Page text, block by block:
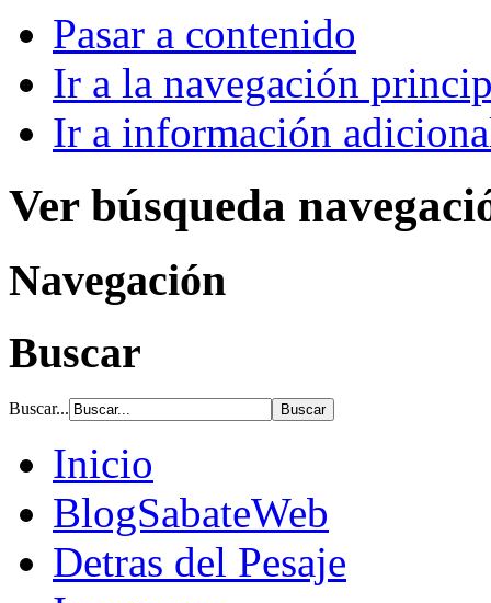
Pasar a contenido
Ir a la navegación
Ir a información
Ver búsqueda
Navegación
Buscar
Buscar...
Inicio
BlogSabateWeb
Detras del Pesaje